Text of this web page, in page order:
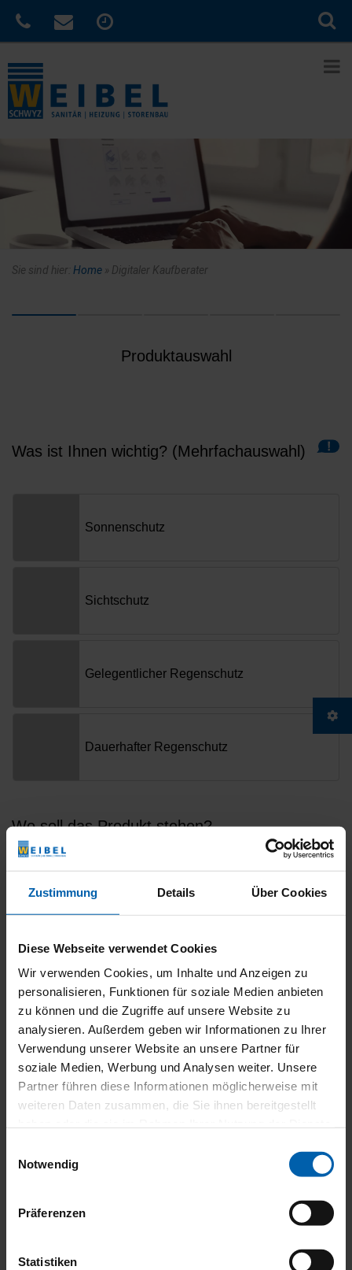
Zustimmung Details Über Cookies
Diese Webseite verwendet Cookies
Wir verwenden Cookies, um Inhalte und Anzeigen zu
personalisieren, Funktionen für soziale Medien anbieten
zu können und die Zugriffe auf unsere Website zu
analysieren. Außerdem geben wir Informationen zu Ihrer
Verwendung unserer Website an unsere Partner für
soziale Medien, Werbung und Analysen weiter. Unsere
Partner führen diese Informationen möglicherweise mit
weiteren Daten zusammen, die Sie ihnen bereitgestellt
Notwendig
Präferenzen
Statistiken
Sie sind hier: Home » Digitaler Kaufberater